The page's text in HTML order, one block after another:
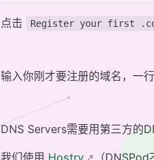
点击 Register your first
输入你刚才要注册的域名，一
DNS Servers需要用第三方的
我们使用 Hostry （